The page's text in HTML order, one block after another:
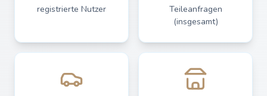
registrierte Nutzer
Teileanfragen
(insgesamt)